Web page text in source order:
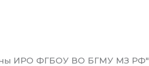
ИРО ФГБОУ ВО БГМУ МЗ РФ"